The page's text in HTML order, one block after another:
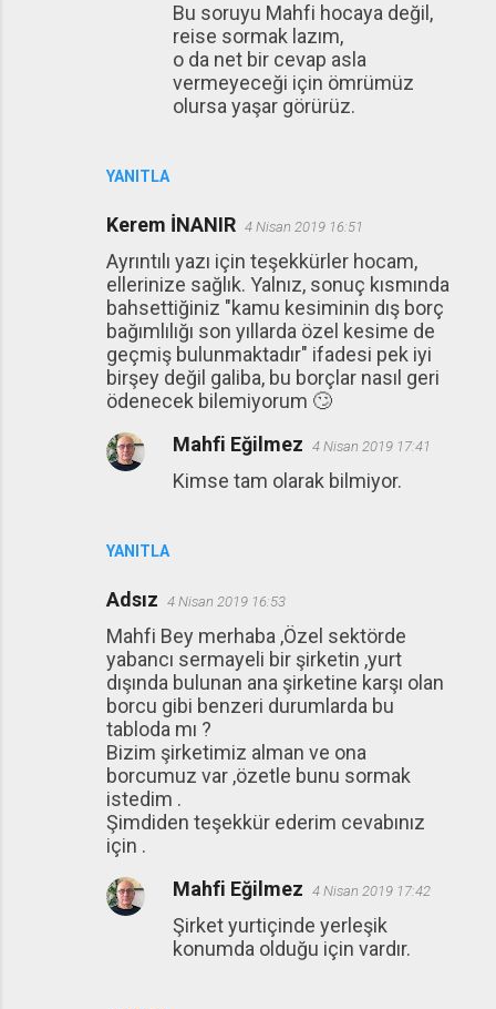
YANITLA
Bu soruyu Mahfi hocaya değil,
reise sormak lazım,
o da net bir cevap asla
vermeyeceği için ömrümüz
olursa yaşar görürüz.
Kerem İNANIR 4 Nisan 2019 16:51
Ayrıntılı yazı için teşekkürler hocam,
ellerinize sağlık. Yalnız, sonuç kısmında
bahsettiğiniz "kamu kesiminin dış borç
bağımlılığı son yıllarda özel kesime de
geçmiş bulunmaktadır" ifadesi pek iyi
birşey değil galiba, bu borçlar nasıl geri
ödenecek bilemiyorum 🙄
YANITLA
Mahfi Eğilmez 4 Nisan 2019 17:41
Kimse tam olarak bilmiyor.
Adsız 4 Nisan 2019 16:53
Mahfi Bey merhaba ,Özel sektörde
yabancı sermayeli bir şirketin ,yurt
dışında bulunan ana şirketine karşı olan
borcu gibi benzeri durumlarda bu
tabloda mı ?
Bizim şirketimiz alman ve ona
borcumuz var ,özetle bunu sormak
istedim .
Şimdiden teşekkür ederim cevabınız
için .
Mahfi Eğilmez 4 Nisan 2019 17:42
Şirket yurtiçinde yerleşik
konumda olduğu için vardır.